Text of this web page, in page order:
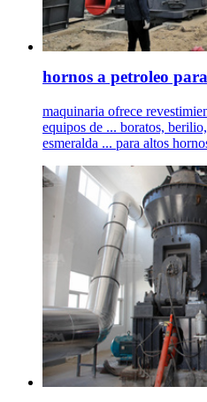
hornos a petroleo
maquinaria ofrece
equipos de ... boratos,
esmeralda ... para altos